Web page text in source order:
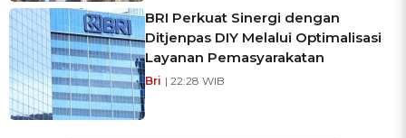
BRI Perkuat Sinergi dengan
Ditjenpas DIY Melalui Optimalisasi
Layanan Pemasyarakatan
Bri | 22:28 WIB